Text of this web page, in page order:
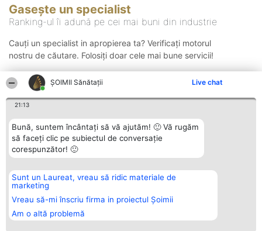
ŞOIMII Sănătații Live chat
21:13
Bună, suntem încântați să vă ajutăm! 🙂 Vă rugăm
să faceți clic pe subiectul de conversație
corespunzător! 🙂
Sunt un Laureat, vreau să ridic materiale de
marketing
Vreau să-mi înscriu firma in proiectul Șoimii
Am o altă problemă
Gasește un specialist
Ranking-ul îi adună pe cei mai buni din industrie
Cauți un specialist in apropierea ta? Verificați motorul
nostru de căutare. Folosiți doar cele mai bune servicii!
Organizator Ranking
BRIGHT SOLUTIONS BR SRL
Aleea Timisul De Sus 2 Bl. A30
Sc. A Et. 4 Ap. 13 Cod 061952
București
CUI 36737675
Plebiscyt
Lista Tuturor
Laureaților
Statut
Contact